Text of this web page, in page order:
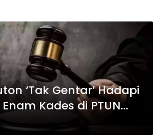
‘Tak Gentar’ Hadapi
Kades di PTUN